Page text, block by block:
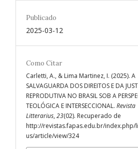
Publicado
2025-03-12
Como Citar
Carletti, A., & Lima Martinez, I. (2025). A
SALVAGUARDA DOS DIREITOS E DA
REPRODUTIVA NO BRASIL SOB A
TEOLÓGICA E INTERSECCIONAL. Revista
Litterarius, 23(02). Recuperado de
http://revistas.fapas.edu.br/index.php/
us/article/view/324